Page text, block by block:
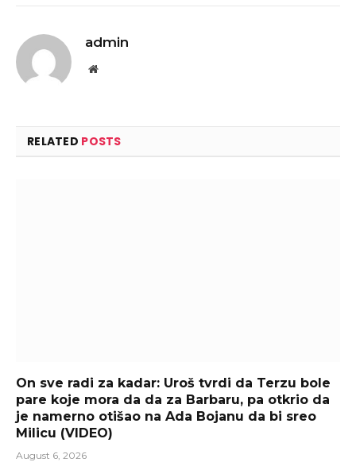
admin
Website
RELATED POSTS
On sve radi za kadar: Uroš tvrdi da Terzu bole
pare koje mora da da za Barbaru, pa otkrio da
je namerno otišao na Ada Bojanu da bi sreo
Milicu (VIDEO)
August 6, 2026